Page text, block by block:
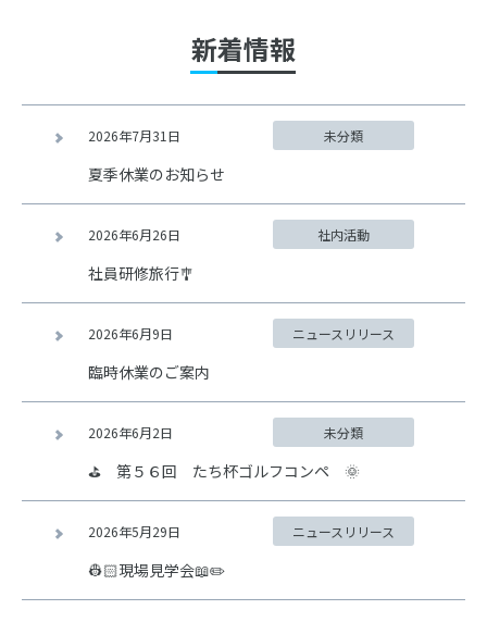
新着情報
2026年7月31日 未分類
夏季休業のお知らせ
2026年6月26日 社内活動
社員研修旅行🎐
2026年6月9日 ニュースリリース
臨時休業のご案内
2026年6月2日 未分類
⛳ 第５６回 たち杯ゴルフコンペ 🌞
2026年5月29日 ニュースリリース
👷🏻現場見学会📖✏️